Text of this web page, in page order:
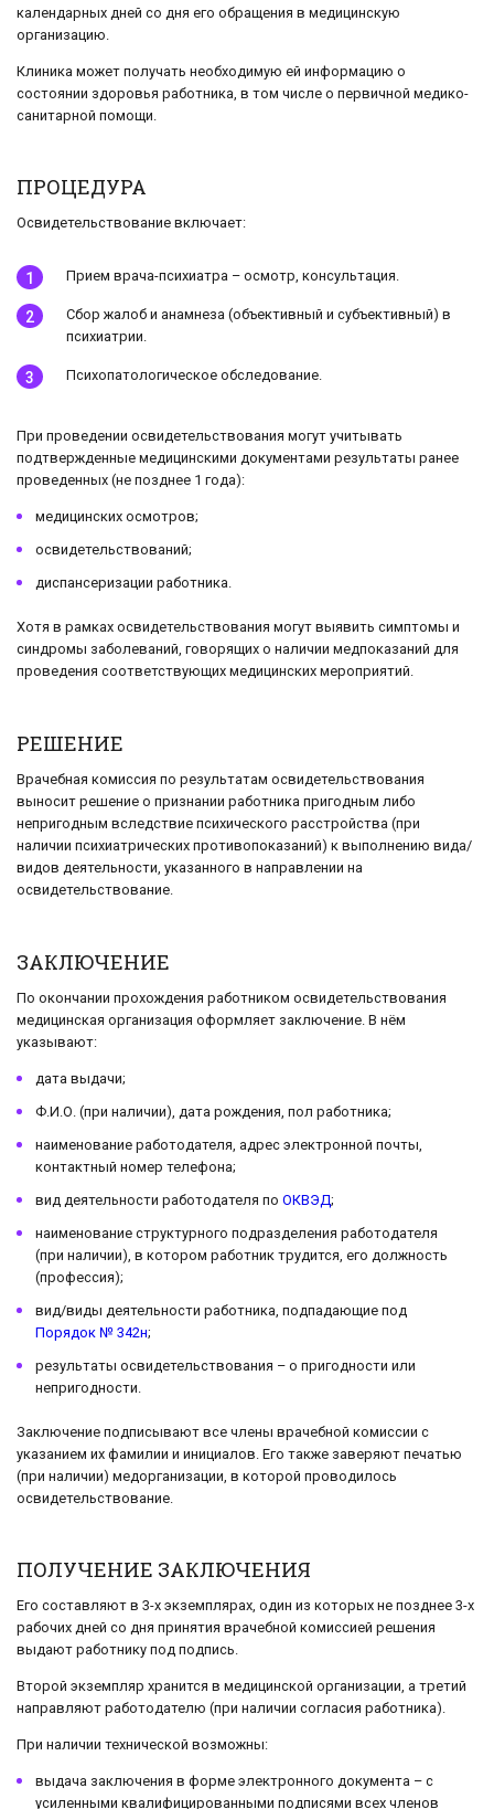
календарных дней со дня его обращения в медицинскую
организацию.
Клиника может получать необходимую ей информацию о
состоянии здоровья работника, в том числе о первичной медико-
санитарной помощи.
ПРОЦЕДУРА
Освидетельствование включает:
Прием врача-психиатра – осмотр, консультация.
Сбор жалоб и анамнеза (объективный и субъективный) в
психиатрии.
Психопатологическое обследование.
При проведении освидетельствования могут учитывать
подтвержденные медицинскими документами результаты ранее
проведенных (не позднее 1 года):
медицинских осмотров;
освидетельствований;
диспансеризации работника.
Хотя в рамках освидетельствования могут выявить симптомы и
синдромы заболеваний, говорящих о наличии медпоказаний для
проведения соответствующих медицинских мероприятий.
РЕШЕНИЕ
Врачебная комиссия по результатам освидетельствования
выносит решение о признании работника пригодным либо
непригодным вследствие психического расстройства (при
наличии психиатрических противопоказаний) к выполнению вида/
видов деятельности, указанного в направлении на
освидетельствование.
ЗАКЛЮЧЕНИЕ
По окончании прохождения работником освидетельствования
медицинская организация оформляет заключение. В нём
указывают:
дата выдачи;
Ф.И.О. (при наличии), дата рождения, пол работника;
наименование работодателя, адрес электронной почты,
контактный номер телефона;
вид деятельности работодателя по ОКВЭД;
наименование структурного подразделения работодателя
(при наличии), в котором работник трудится, его должность
(профессия);
вид/виды деятельности работника, подпадающие под
Порядок № 342н;
результаты освидетельствования – о пригодности или
непригодности.
Заключение подписывают все члены врачебной комиссии с
указанием их фамилии и инициалов. Его также заверяют печатью
(при наличии) медорганизации, в которой проводилось
освидетельствование.
ПОЛУЧЕНИЕ ЗАКЛЮЧЕНИЯ
Его составляют в 3-х экземплярах, один из которых не позднее 3-х
рабочих дней со дня принятия врачебной комиссией решения
выдают работнику под подпись.
Второй экземпляр хранится в медицинской организации, а третий
направляют работодателю (при наличии согласия работника).
При наличии технической возможны:
выдача заключения в форме электронного документа – с
усиленными квалифицированными подписями всех членов